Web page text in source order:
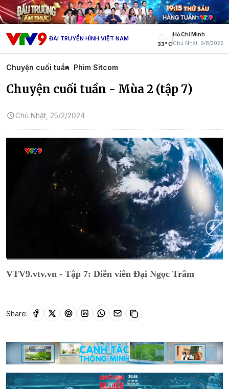
ĐÀI TRUYỀN HÌNH VIỆT NAM
33° C
Hồ Chí Minh
Chủ Nhật, 9/8/2026
Chuyện cuối tuần Phim Sitcom
Chuyện cuối tuần - Mùa 2 (tập 7)
Chủ Nhật, 25/2/2024
VTV9.vtv.vn - Tập 7: Diễn viên Đại Ngọc Trâm
Share: